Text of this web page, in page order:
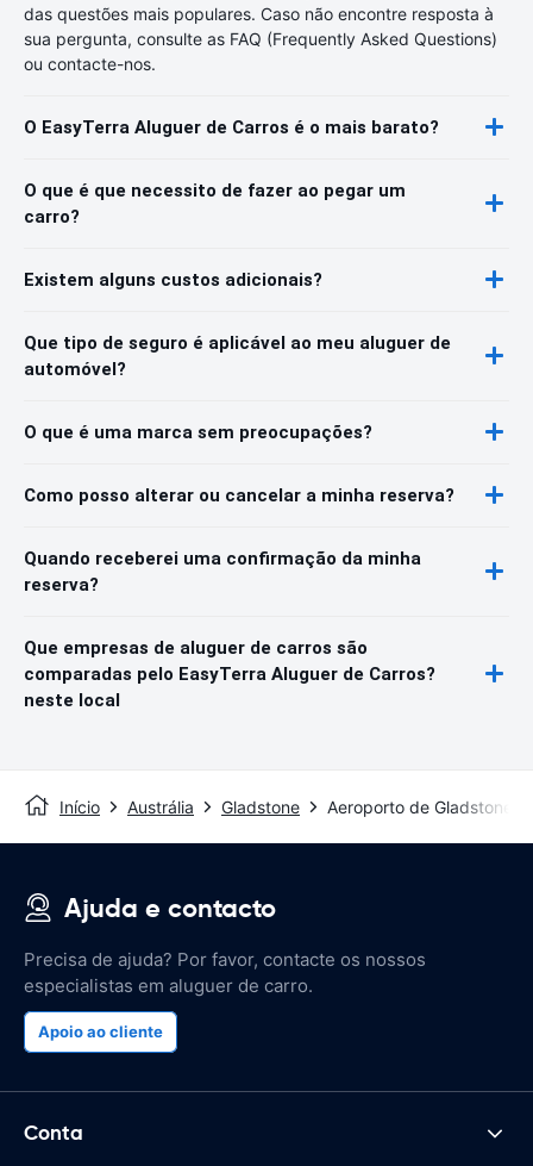
das questões mais populares. Caso não encontre resposta à
sua pergunta, consulte as FAQ (Frequently Asked Questions)
ou contacte-nos.
O EasyTerra Aluguer de Carros é o mais barato?
O que é que necessito de fazer ao pegar um
carro?
Existem alguns custos adicionais?
Que tipo de seguro é aplicável ao meu aluguer de
automóvel?
O que é uma marca sem preocupações?
Como posso alterar ou cancelar a minha reserva?
Quando receberei uma confirmação da minha
reserva?
Que empresas de aluguer de carros são
comparadas pelo EasyTerra Aluguer de Carros?
neste local
Início Austrália Gladstone Aeroporto de Gladstone
Ajuda e contacto
Precisa de ajuda? Por favor, contacte os nossos
especialistas em aluguer de carro.
Apoio ao cliente
Conta